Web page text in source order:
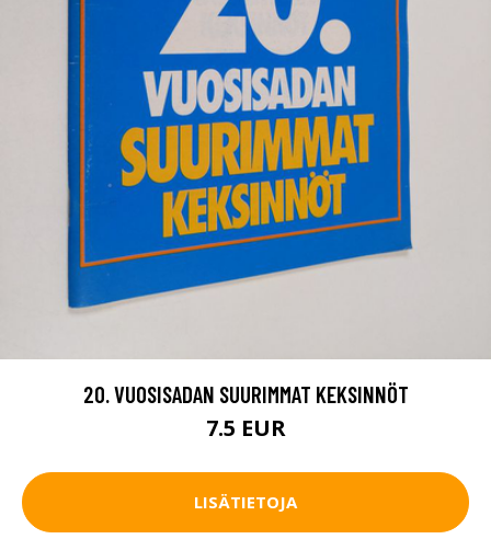
20. VUOSISADAN SUURIMMAT KEKSINNÖT
7.5 EUR
LISÄTIETOJA